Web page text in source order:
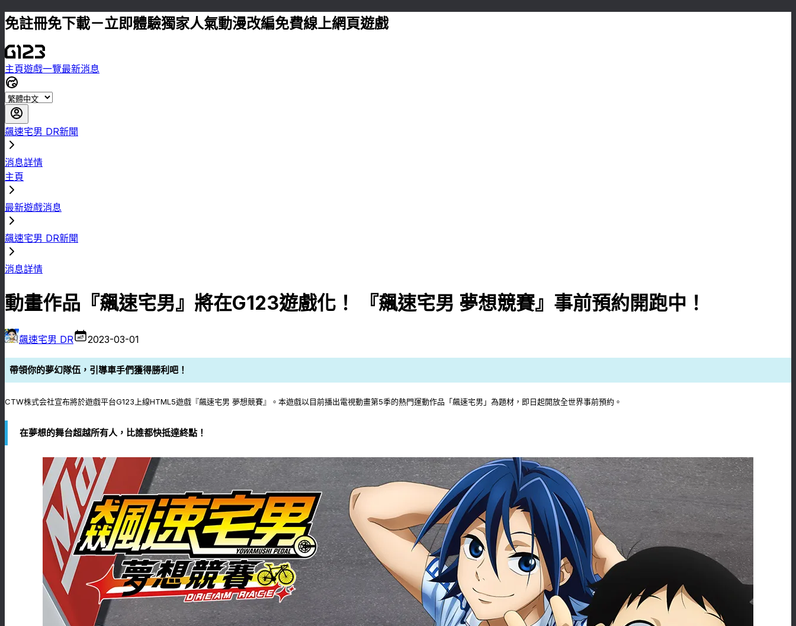
免註冊免下載－立即體驗獨家人氣動漫改編免費線上網頁遊戲
主頁遊戲一覽最新消息
飆速宅男 DR新聞
消息詳情
主頁
最新遊戲消息
飆速宅男 DR新聞
消息詳情
動畫作品『飆速宅男』將在G123遊戲化！ 『飆速宅男 夢想競賽』事前預約開跑中！
飆速宅男 DR 2023-03-01
帶領你的夢幻隊伍，引導車手們獲得勝利吧！
CTW株式会社宣布將於遊戲平台G123上線HTML5遊戲『飆速宅男 夢想競賽』。本遊戲以目前播出電視動畫第5季的熱門運動作品「飆速宅男」為題材，即日起開放全世界事前預約。
在夢想的舞台超越所有人，比誰都快抵達終點！